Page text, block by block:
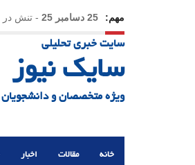
مهم: 25 دسامبر 25 - تنش در
23 دسامبر 25
سایت خبری تحلیلی
سایک نیوز
ویژه متخصصان و
خانه مقالات اخبار